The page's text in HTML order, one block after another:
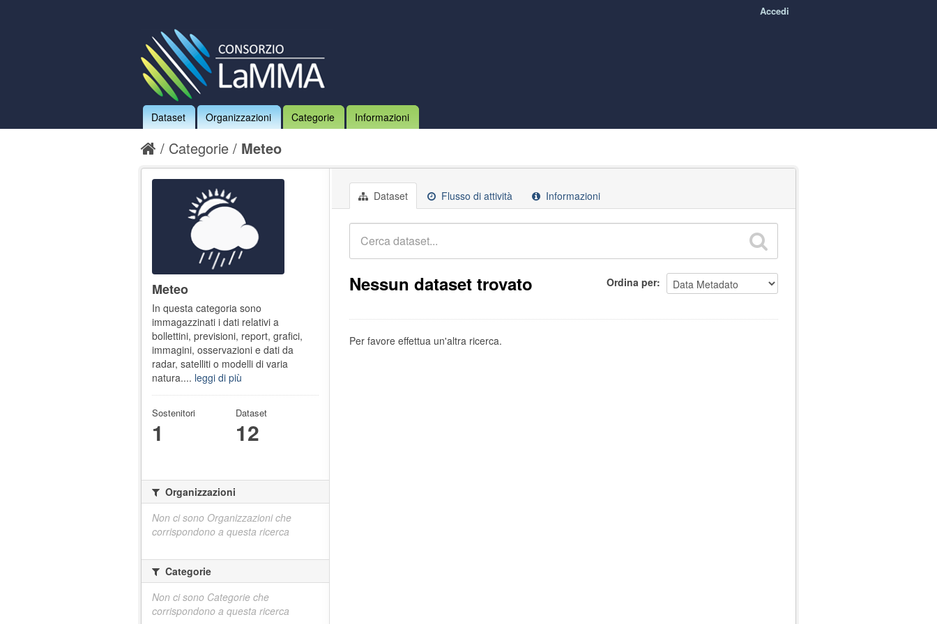
Accedi
Dataset Organizzazioni Categorie Informazioni
Categorie Meteo
Dataset Flusso di attività Informazioni
Ordina per
Nessun dataset trovato
Per favore effettua un'altra ricerca.
Meteo
In questa categoria sono
immagazzinati i dati relativi a
bollettini, previsioni, report, grafici,
immagini, osservazioni e dati da
radar, satelliti o modelli di varia
natura.... leggi di più
Sostenitori
1
Dataset
12
Organizzazioni
Non ci sono Organizzazioni che
corrispondono a questa ricerca
Categorie
Non ci sono Categorie che
corrispondono a questa ricerca